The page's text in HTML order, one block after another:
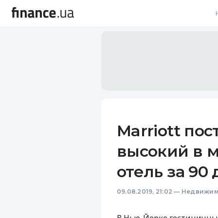
Marriott
высокий в
отель за
09.08.2019, 21:02 —